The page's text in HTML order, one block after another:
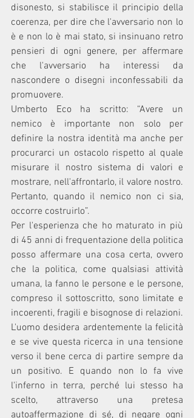
disonesto, si stabilisce il principio della
coerenza, per dire che l'avversario non lo
è e non lo è mai stato, si insinuano retro
pensieri di ogni genere, per affermare
che l'avversario ha interessi da
nascondere o disegni inconfessabili da
promuovere.
Umberto Eco ha scritto: “Avere un
nemico è importante non solo per
definire la nostra identità ma anche per
procurarci un ostacolo rispetto al quale
misurare il nostro sistema di valori e
mostrare, nell'affrontarlo, il valore nostro.
Pertanto, quando il nemico non ci sia,
occorre costruirlo”.
Per l'esperienza che ho maturato in più
di 45 anni di frequentazione della politica
posso affermare una cosa certa, ovvero
che la politica, come qualsiasi attività
umana, la fanno le persone e le persone,
compreso il sottoscritto, sono limitate e
incoerenti, fragili e bisognose di relazioni.
L'uomo desidera ardentemente la felicità
e se vive questa ricerca in una tensione
verso il bene cerca di partire sempre da
un positivo. E quando non lo fa vive
l'inferno in terra, perché lui stesso ha
scelto, attraverso una pretesa
autoaffermazione di sé, di negare ogni